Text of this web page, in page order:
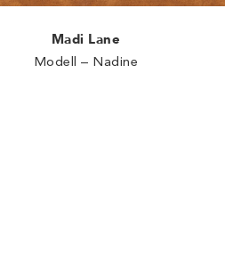
Madi Lane
Modell – Nadine